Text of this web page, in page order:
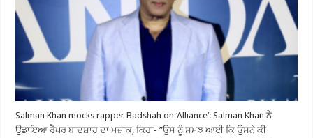
Salman Khan mocks rapper Badshah on ‘Alliance’: Salman Khan ਨੇ
ਉਡਾਇਆ ਰੈਪਰ ਬਾਦਸ਼ਾਹ ਦਾ ਮਜ਼ਾਕ, ਕਿਹਾ- ”ਉਸ ਨੂੰ ਸਮਝ ਆਈ ਕਿ ਉਸਨੇ ਕੀ